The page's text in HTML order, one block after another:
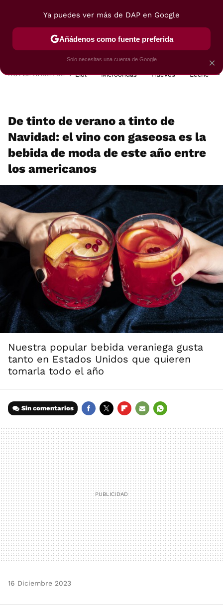
POSTRES VIAJES SELECCIÓN VEGUI
HOY SE HABLA DE Lidl Microondas Huevos Leche
De tinto de verano a tinto de
Navidad: el vino con gaseosa es la
bebida de moda de este año entre
los americanos
Nuestra popular bebida veraniega gusta
tanto en Estados Unidos que quieren
tomarla todo el año
Sin comentarios
MAIL
16 Diciembre 2023
×
Ya puedes ver más de DAP en Google
Añádenos como fuente preferida
Solo necesitas una cuenta de Google